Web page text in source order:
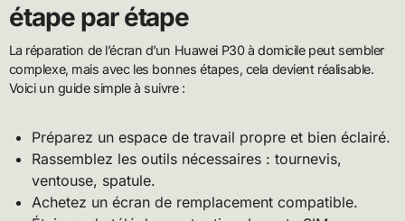
étape par étape
La réparation de l’écran d’un Huawei P30 à domicile peut sembler
complexe, mais avec les bonnes étapes, cela devient réalisable.
Voici un guide simple à suivre :
Préparez un espace de travail propre et bien éclairé.
Rassemblez les outils nécessaires : tournevis,
ventouse, spatule.
Achetez un écran de remplacement compatible.